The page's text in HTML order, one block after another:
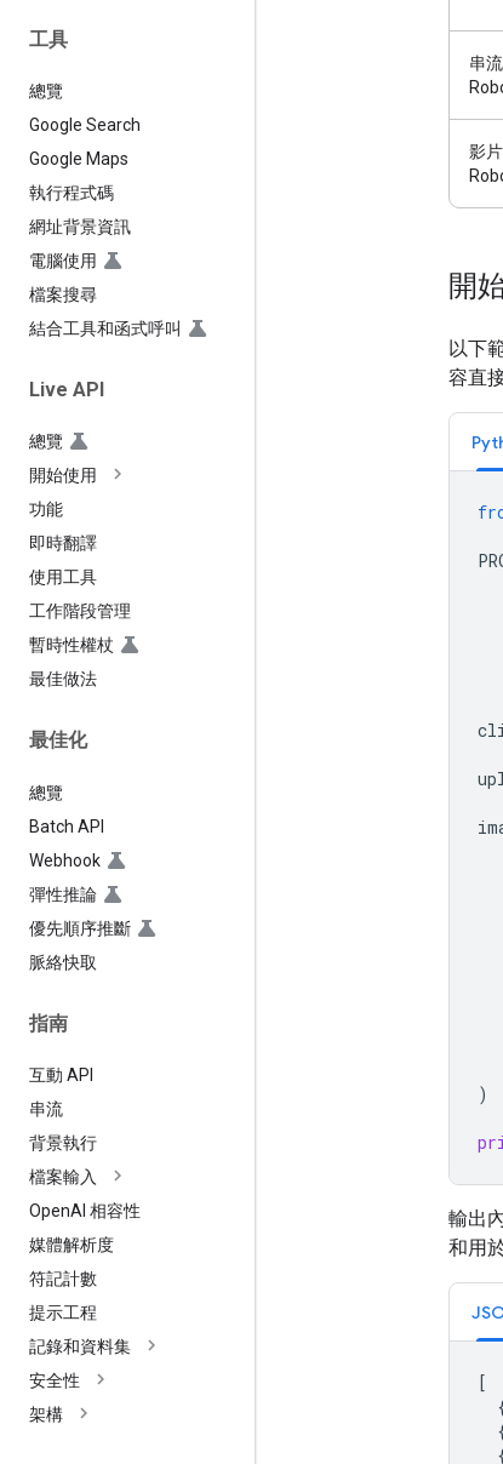
工具
總覽
Google Search
Google Maps
執行程式碼
網址背景資訊
電腦使用
檔案搜尋
結合工具和函式呼叫
Live API
總覽
開始使用
功能
即時翻譯
使用工具
工作階段管理
暫時性權杖
最佳做法
最佳化
總覽
Batch API
Webhook
彈性推論
優先順序推斷
脈絡快取
指南
互動 API
串流
背景執行
檔案輸入
OpenAI 相容性
媒體解析度
符記計數
提示工程
記錄和資料集
安全性
架構
串
影
開
以下
容直
)
輸出
和用
[